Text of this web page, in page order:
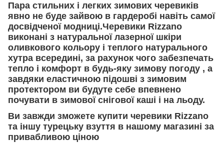
Пара стильних і легких зимових черевиків
явно не буде зайвою в гардеробі навіть самої
досвідченої модниці.Черевики Rizzano
виконані з натуральної лазерної шкіри
оливкового кольору і теплого натурального
хутра всередині, за рахунок чого забезпечать
тепло і комфорт в будь-яку зимову погоду , а
завдяки еластичною підошві з зимовим
протектором ви будуте себе впевнено
почувати в зимової снігової каші і на льоду.
Ви завжди зможете купити черевики Rizzano
та іншу турецьку взуття в нашому магазині за
привабливою ціною